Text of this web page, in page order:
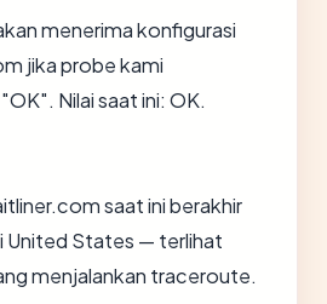
menerima konfigurasi
jika probe kami
Nilai saat ini: OK.
saat ini berakhir
United States — terlihat
menjalankan traceroute.